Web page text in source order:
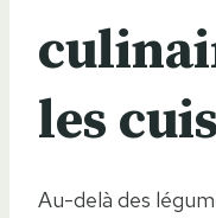
les
Au-delà des